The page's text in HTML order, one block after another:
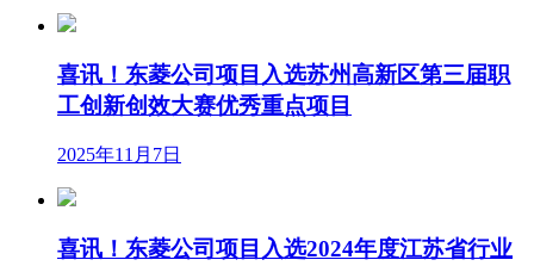
喜讯！东菱公司项目入选苏州高新区第三届职
工创新创效大赛优秀重点项目
2025年11月7日
喜讯！东菱公司项目入选2024年度江苏省行业